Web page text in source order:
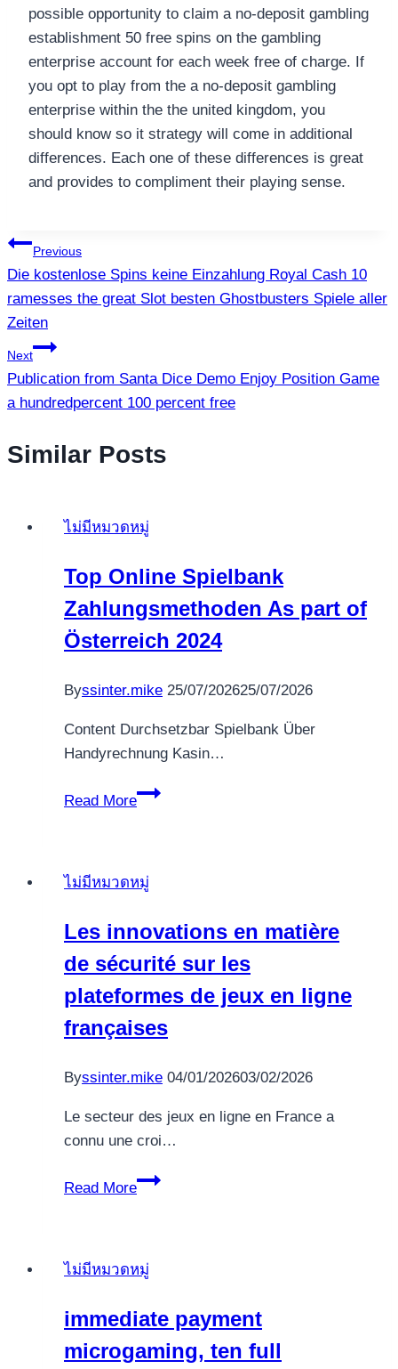
possible opportunity to claim a no-deposit gambling
establishment 50 free spins on the gambling
enterprise account for each week free of charge. If
you opt to play from the a no-deposit gambling
enterprise within the the united kingdom, you
should know so it strategy will come in additional
differences. Each one of these differences is great
and provides to compliment their playing sense.
แนะแนว
เรื่อง
Previous
Die kostenlose Spins keine Einzahlung Royal Cash 10
ramesses the great Slot besten Ghostbusters Spiele aller
Zeiten
Next
Publication from Santa Dice Demo Enjoy Position Game
a hundredpercent 100 percent free
Similar Posts
ไม่มีหมวดหมู่
Top Online Spielbank
Zahlungsmethoden As part of
Österreich 2024
Byssinter.mike 25/07/202625/07/2026
Content Durchsetzbar Spielbank Über
Handyrechnung Kasin…
Read More
Top
As
of
Österreich
ไม่มีหมวดหมู่
Les innovations en matière
de sécurité sur les
plateformes de jeux en ligne
françaises
Byssinter.mike 04/01/202603/02/2026
Le secteur des jeux en ligne en France a
connu une croi…
Read More
Les
de
sur
les
ไม่มีหมวดหมู่
immediate payment
microgaming, ten full